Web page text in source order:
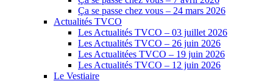
Ça se passe chez vous – 24 mars 2026
Actualités TVCO
Les Actualités TVCO – 03 juillet 2026
Les Actualités TVCO – 26 juin 2026
Les Actualitées TVCO – 19 juin 2026
Les Actualités TVCO – 12 juin 2026
Le Vestiaire